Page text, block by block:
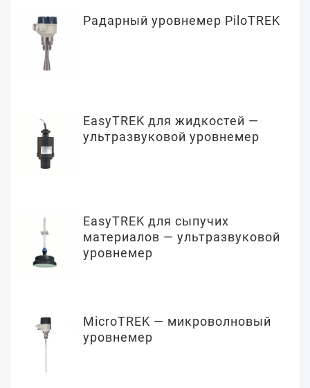
Радарный уровнемер PiloTREK
EasyTREK для жидкостей —
ультразвуковой уровнемер
EasyTREK для сыпучих
материалов — ультразвуковой
уровнемер
MicroTREK — микроволновый
уровнемер